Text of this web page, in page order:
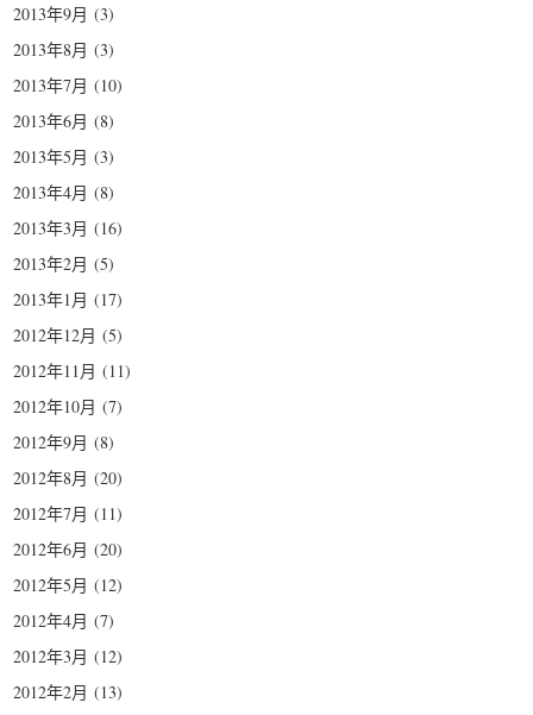
2013年9月 (3)
2013年8月 (3)
2013年7月 (10)
2013年6月 (8)
2013年5月 (3)
2013年4月 (8)
2013年3月 (16)
2013年2月 (5)
2013年1月 (17)
2012年12月 (5)
2012年11月 (11)
2012年10月 (7)
2012年9月 (8)
2012年8月 (20)
2012年7月 (11)
2012年6月 (20)
2012年5月 (12)
2012年4月 (7)
2012年3月 (12)
2012年2月 (13)